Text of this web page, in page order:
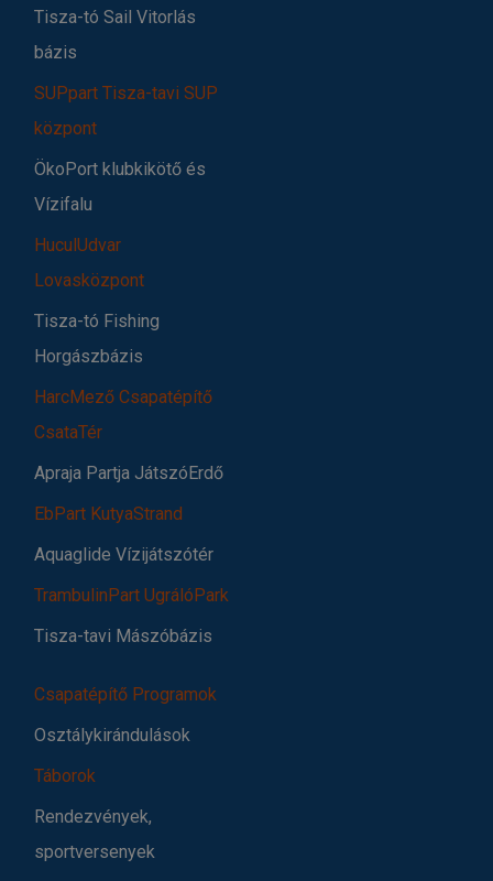
Tisza-tó Sail Vitorlás
bázis
SUPpart Tisza-tavi SUP
központ
ÖkoPort klubkikötő és
Vízifalu
HuculUdvar
Lovasközpont
Tisza-tó Fishing
Horgászbázis
HarcMező Csapatépítő
CsataTér
Apraja Partja JátszóErdő
EbPart KutyaStrand
Aquaglide Vízijátszótér
TrambulinPart UgrálóPark
Tisza-tavi Mászóbázis
Csapatépítő Programok
Osztálykirándulások
Táborok
Rendezvények,
sportversenyek